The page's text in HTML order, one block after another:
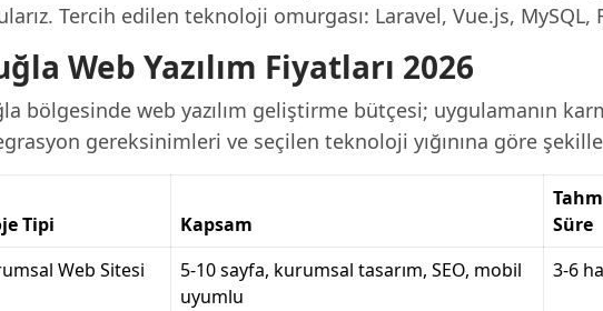
Tercih edilen teknoloji omurgası: Laravel, Vue.js, MySQL,
Web Yazılım Fiyatları 2026
bölgesinde web yazılım geliştirme bütçesi; uygulamanın
gereksinimleri ve seçilen teknoloji yığınına göre
Tipi Kapsam
Süre
Web Sitesi
5-10 sayfa, kurumsal tasarım, SEO, mobil
uyumlu
3-6